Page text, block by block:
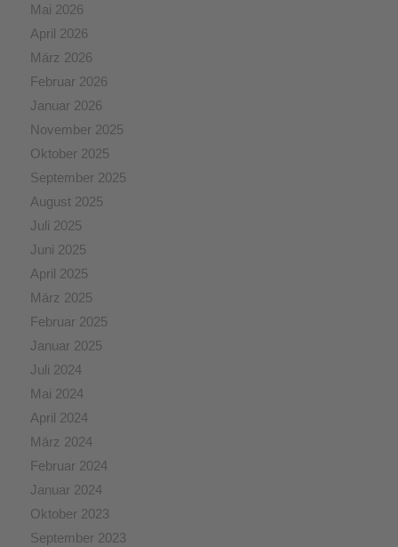
Mai 2026
April 2026
März 2026
Februar 2026
Januar 2026
November 2025
Oktober 2025
September 2025
August 2025
Juli 2025
Juni 2025
April 2025
März 2025
Februar 2025
Januar 2025
Juli 2024
Mai 2024
April 2024
März 2024
Februar 2024
Januar 2024
Oktober 2023
September 2023